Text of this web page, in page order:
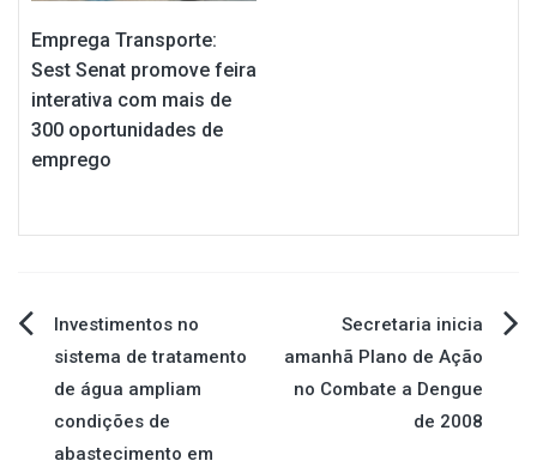
Emprega Transporte:
Sest Senat promove feira
interativa com mais de
300 oportunidades de
emprego
Navegação
de
Post
Investimentos no
sistema de tratamento
de água ampliam
condições de
abastecimento em
Secretaria inicia
amanhã Plano de Ação
no Combate a Dengue
de 2008